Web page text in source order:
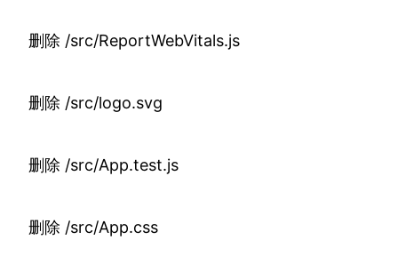
删除 /src/ReportWebVitals.js
删除 /src/logo.svg
删除 /src/App.test.js
删除 /src/App.css